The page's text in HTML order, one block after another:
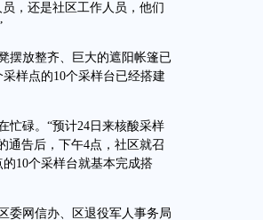
，还是社区工作人员，他们
放整齐、巨大的遮阳帐篷已
样点的10个采样台已经搭建
碌。“预计24日来核酸采样
通告后，下午4点，社区就召
10个采样台就基本完成搭
网信办、区退役军人事务局